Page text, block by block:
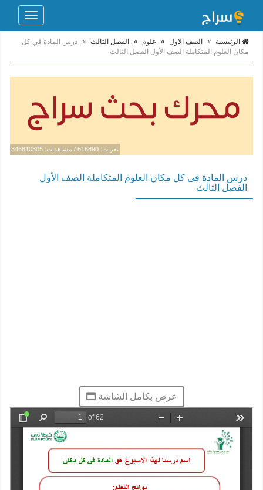
Toggle
الرئيسية » الصف الاول » علوم » الفصل الثالث » درس المادة في كل
مكان العلوم المتكاملة الصف الأول الفصل الثالث
نقرات: 616890 / مشاهدات: 346810305
درس المادة في كل مكان العلوم المتكاملة الصف الأول
الفصل الثالث
عرض بكامل الشاشة